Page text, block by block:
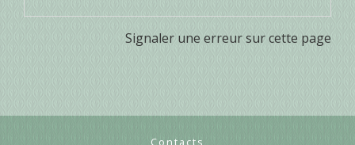
Signaler une erreur sur cette page
Contacts